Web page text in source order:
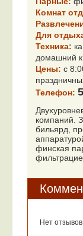
Комнат
Для
Техника:
домашний
Цены: с
Телефон:
компаний.
бильярд,
финская
Нет